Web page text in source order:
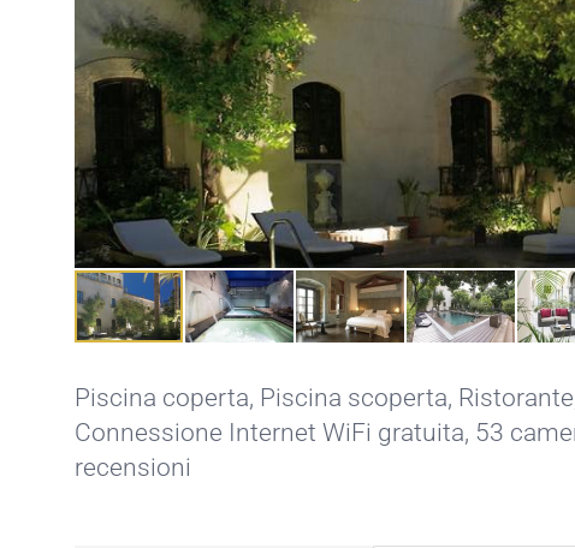
Piscina coperta, Piscina scoperta, Ristorante
Connessione Internet WiFi gratuita, 53
recensioni